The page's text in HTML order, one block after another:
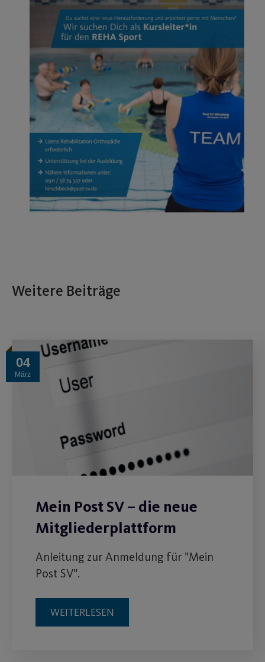
Weitere Beiträge
04
März
Mein Post SV – die neue
Mitgliederplattform
Anleitung zur Anmeldung für "Mein
Post SV".
WEITERLESEN